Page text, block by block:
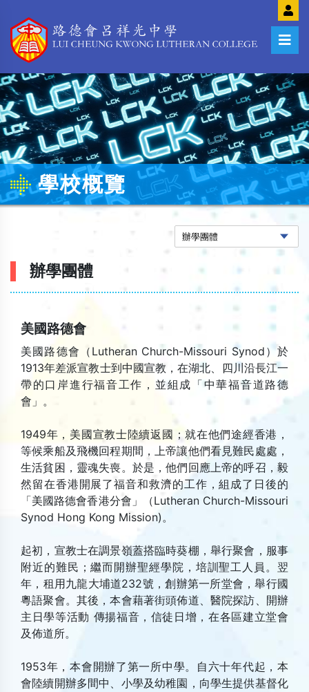
學校概覽
辦學團體
美國路德會
美國路德會（Lutheran Church-Missouri Synod）於
1913年差派宣教士到中國宣教，在湖北、四川沿長江一
帶的口岸進行福音工作，並組成「中華福音道路德
會」。
1949年，美國宣教士陸續返國；就在他們途經香港，
等候乘船及飛機回程期間，上帝讓他們看見難民處處，
生活貧困，靈魂失喪。於是，他們回應上帝的呼召，毅
然留在香港開展了福音和救濟的工作，組成了日後的
「美國路德會香港分會」（Lutheran Church-Missouri
Synod Hong Kong Mission)。
起初，宣教士在調景嶺蓋搭臨時葵棚，舉行聚會，服事
附近的難民；繼而開辦聖經學院，培訓聖工人員。翌
年，租用九龍大埔道232號，創辦第一所堂會，舉行國
粵語聚會。其後，本會藉著街頭佈道、醫院探訪、開辦
主日學等活動 傳揚福音，信徒日增，在各區建立堂會
及佈道所。
1953年，本會開辦了第一所中學。自六十年代起，本
會陸續開辦多間中、小學及幼稚園，向學生提供基督化